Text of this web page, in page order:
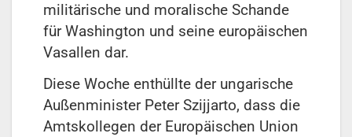
militärische und moralische Schande
für Washington und seine europäischen
Vasallen dar.
Diese Woche enthüllte der ungarische
Außenminister Peter Szijjarto, dass die
Amtskollegen der Europäischen Union